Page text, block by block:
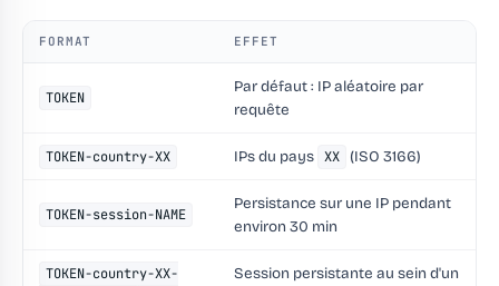
FORMAT EFFET
TOKEN
Par défaut : IP aléatoire par
requête
TOKEN-country-XX IPs du pays XX (ISO 3166)
TOKEN-session-NAME
Persistance sur une IP pendant
environ 30 min
TOKEN-country-XX-
Session persistante au sein d'un